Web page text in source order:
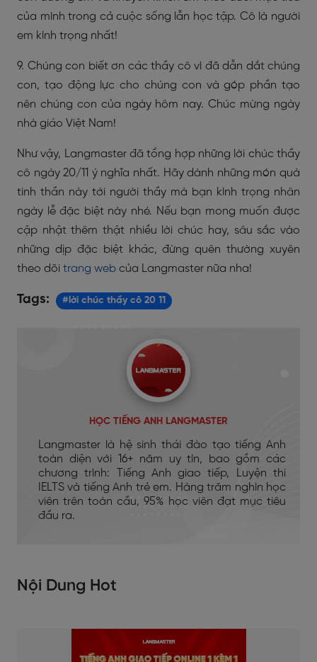
của mình trong cả cuộc sống lẫn học tập. Cô là người
em kính trọng nhất!
9. Chúng con biết ơn các thầy cô vì đã dẫn dắt chúng
con, tạo động lực cho chúng con và góp phần tạo
nên chúng con của ngày hôm nay. Chúc mừng ngày
nhà giáo Việt Nam!
Như vậy, Langmaster đã tổng hợp những lời chúc thầy
cô ngày 20/11 ý nghĩa nhất. Hãy dành những món quà
tinh thần này tới người thầy mà bạn kính trọng nhân
ngày lễ đặc biệt này nhé. Nếu bạn mong muốn được
cập nhật thêm thật nhiều lời chúc hay, sâu sắc vào
những dịp đặc biệt khác, đừng quên thường xuyên
theo dõi trang web của Langmaster nữa nha!
Tags: #lời chúc thầy cô 20 11
HỌC TIẾNG ANH LANGMASTER
Langmaster là hệ sinh thái đào tạo tiếng Anh
toàn diện với 16+ năm uy tín, bao gồm các
chương trình: Tiếng Anh giao tiếp, Luyện thi
IELTS và tiếng Anh trẻ em. Hàng trăm nghìn học
viên trên toàn cầu, 95% học viên đạt mục tiêu
đầu ra.
Nội Dung Hot